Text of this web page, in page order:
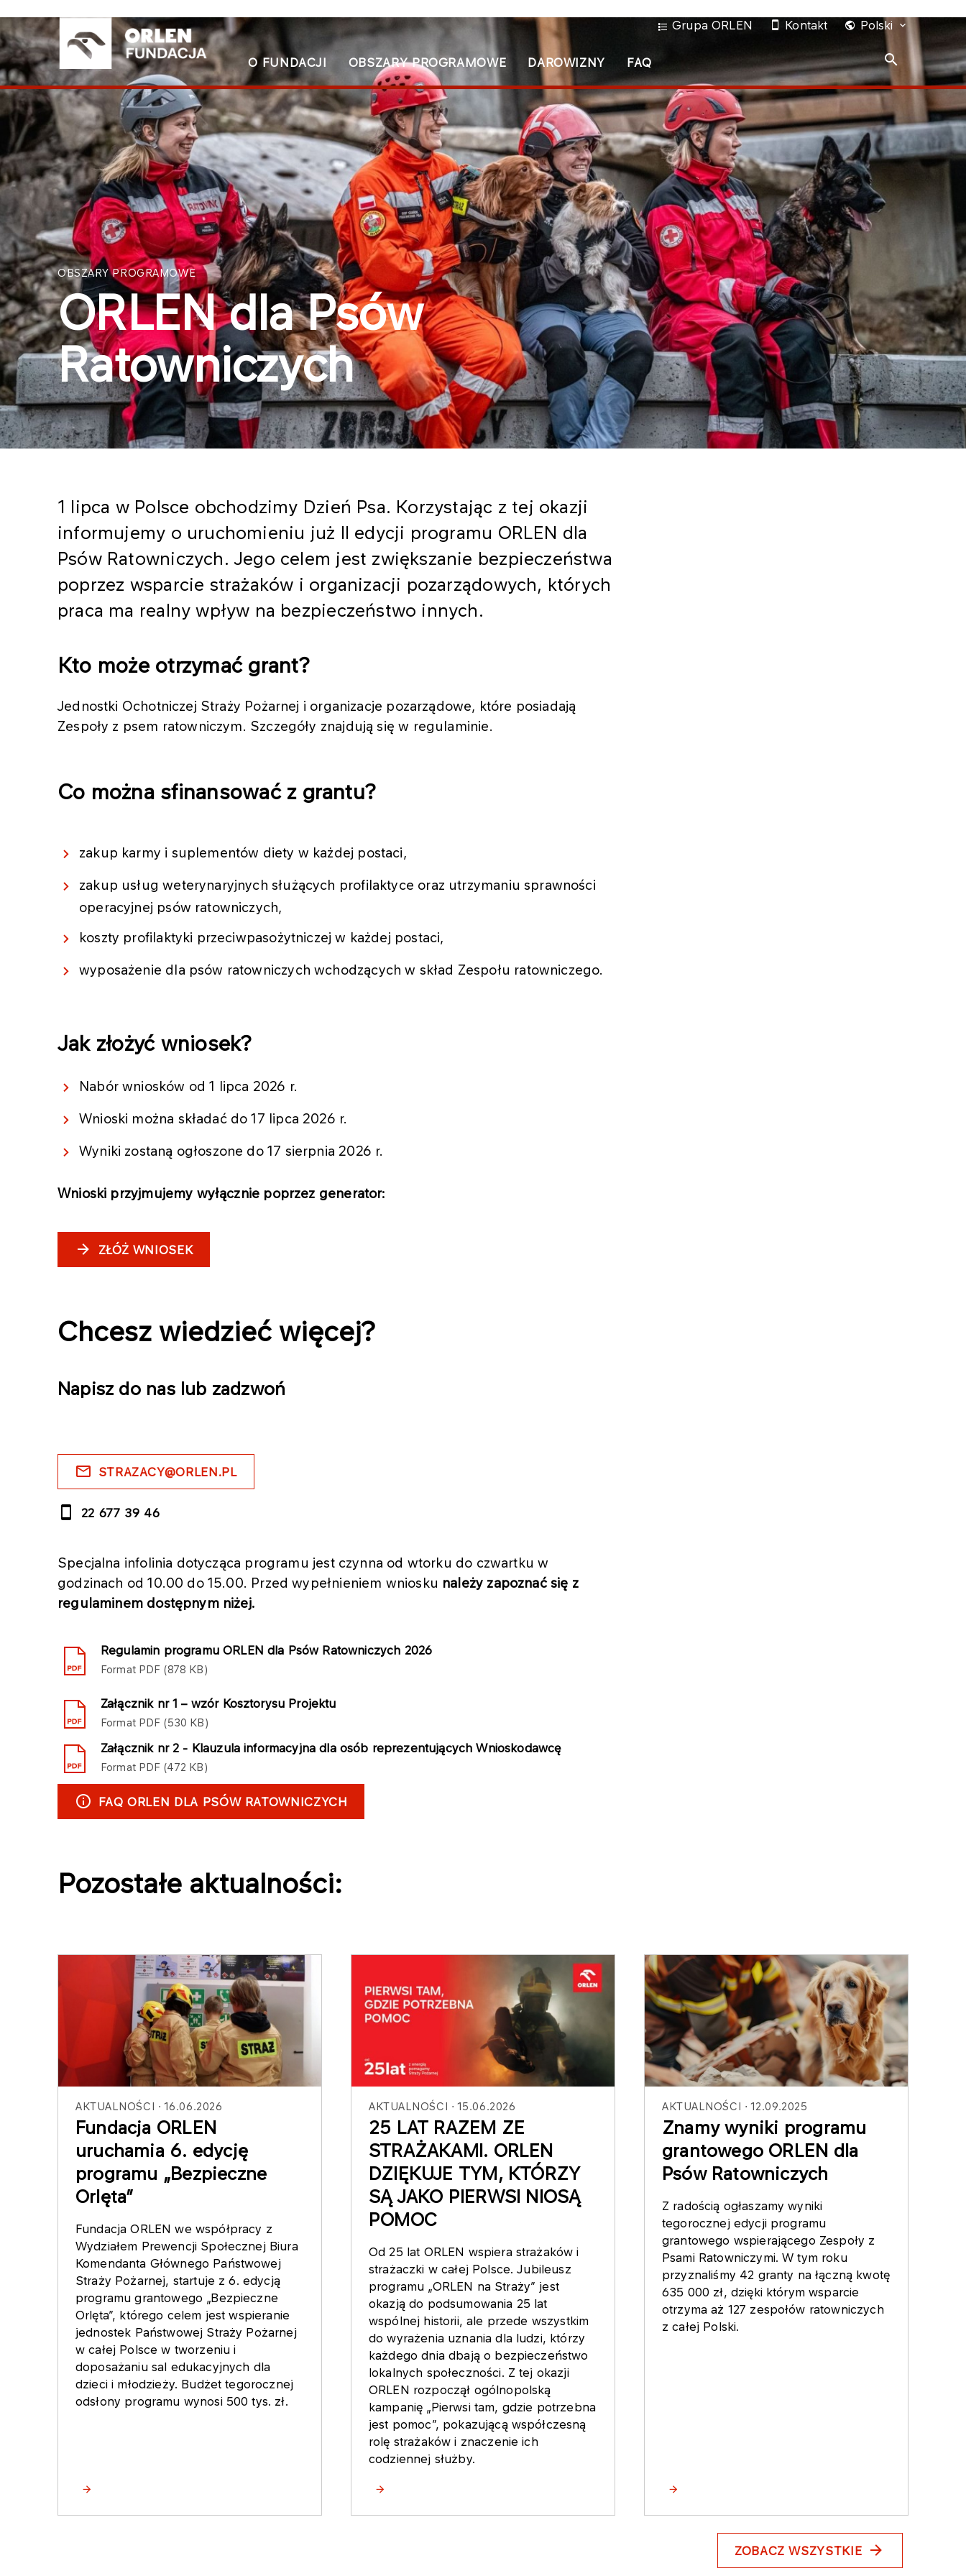
O FUNDACJI OBSZARY PROGRAMOWE DAROWIZNY FAQ
Grupa ORLEN Kontakt Polski
OBSZARY PROGRAMOWE
ORLEN dla Psów
Ratowniczych
1 lipca w Polsce obchodzimy Dzień Psa. Korzystając z tej okazji
informujemy o uruchomieniu już II edycji programu ORLEN dla
Psów Ratowniczych. Jego celem jest zwiększanie bezpieczeństwa
poprzez wsparcie strażaków i organizacji pozarządowych, których
praca ma realny wpływ na bezpieczeństwo innych.
Kto może otrzymać grant?
Jednostki Ochotniczej Straży Pożarnej i organizacje pozarządowe, które posiadają
Zespoły z psem ratowniczym. Szczegóły znajdują się w regulaminie.
Co można sfinansować z grantu?
zakup karmy i suplementów diety w każdej postaci,
zakup usług weterynaryjnych służących profilaktyce oraz utrzymaniu sprawności
operacyjnej psów ratowniczych,
koszty profilaktyki przeciwpasożytniczej w każdej postaci,
wyposażenie dla psów ratowniczych wchodzących w skład Zespołu ratowniczego.
Jak złożyć wniosek?
Nabór wniosków od 1 lipca 2026 r.
Wnioski można składać do 17 lipca 2026 r.
Wyniki zostaną ogłoszone do 17 sierpnia 2026 r.
Wnioski przyjmujemy wyłącznie poprzez generator:
ZŁÓŻ WNIOSEK
Chcesz wiedzieć więcej?
Napisz do nas lub zadzwoń
STRAZACY@ORLEN.PL
22 677 39 46
Specjalna infolinia dotycząca programu jest czynna od wtorku do czwartku w
godzinach od 10.00 do 15.00. Przed wypełnieniem wniosku należy zapoznać się z
regulaminem dostępnym niżej.
Regulamin programu ORLEN dla Psów Ratowniczych 2026
Format PDF 878 KB
Załącznik nr 1 – wzór Kosztorysu Projektu
Format PDF 530 KB
Załącznik nr 2 - Klauzula informacyjna dla osób reprezentujących Wnioskodawcę
Format PDF 472 KB
FAQ ORLEN DLA PSÓW RATOWNICZYCH
Pozostałe aktualności:
AKTUALNOŚCI 16.06.2026
Fundacja ORLEN
uruchamia 6. edycję
programu „Bezpieczne
Orlęta”
Fundacja ORLEN we współpracy z
Wydziałem Prewencji Społecznej Biura
Komendanta Głównego Państwowej
Straży Pożarnej, startuje z 6. edycją
programu grantowego „Bezpieczne
Orlęta”, którego celem jest wspieranie
jednostek Państwowej Straży Pożarnej
w całej Polsce w tworzeniu i
doposażaniu sal edukacyjnych dla
dzieci i młodzieży. Budżet tegorocznej
odsłony programu wynosi 500 tys. zł.
AKTUALNOŚCI 15.06.2026
25 LAT RAZEM ZE
STRAŻAKAMI. ORLEN
DZIĘKUJE TYM, KTÓRZY
SĄ JAKO PIERWSI NIOSĄ
POMOC
Od 25 lat ORLEN wspiera strażaków i
strażaczki w całej Polsce. Jubileusz
programu „ORLEN na Straży” jest
okazją do podsumowania 25 lat
wspólnej historii, ale przede wszystkim
do wyrażenia uznania dla ludzi, którzy
każdego dnia dbają o bezpieczeństwo
lokalnych społeczności. Z tej okazji
ORLEN rozpoczął ogólnopolską
kampanię „Pierwsi tam, gdzie potrzebna
jest pomoc”, pokazującą współczesną
rolę strażaków i znaczenie ich
codziennej służby.
AKTUALNOŚCI 12.09.2025
Znamy wyniki programu
grantowego ORLEN dla
Psów Ratowniczych
Z radością ogłaszamy wyniki
tegorocznej edycji programu
grantowego wspierającego Zespoły z
Psami Ratowniczymi. W tym roku
przyznaliśmy 42 granty na łączną kwotę
635 000 zł, dzięki którym wsparcie
otrzyma aż 127 zespołów ratowniczych
z całej Polski.
ZOBACZ WSZYSTKIE